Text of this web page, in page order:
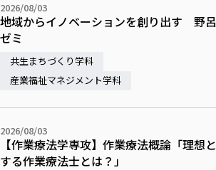
2026/08/03
地域からイノベーションを創り出す 野呂
ゼミ
共生まちづくり学科
産業福祉マネジメント学科
2026/08/03
【作業療法学専攻】作業療法概論「理想と
する作業療法士とは？」